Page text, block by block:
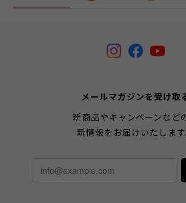
メールマガジンを受け取
新商品やキャンペーンなど
新情報をお届けいたします